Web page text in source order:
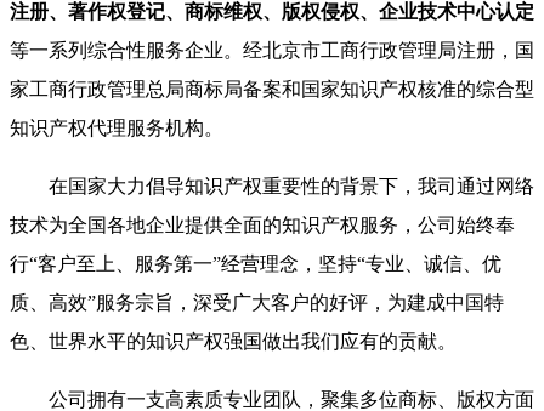
注册、著作权登记、商标维权、版权侵权、企业技术中心认定
等一系列综合性服务企业。经北京市工商行政管理局注册，国
家工商行政管理总局商标局备案和国家知识产权核准的综合型
知识产权代理服务机构。
在国家大力倡导知识产权重要性的背景下，我司通过网络
技术为全国各地企业提供全面的知识产权服务，公司始终奉
行“客户至上、服务第一”经营理念，坚持“专业、诚信、优
质、高效”服务宗旨，深受广大客户的好评，为建成中国特
色、世界水平的知识产权强国做出我们应有的贡献。
公司拥有一支高素质专业团队，聚集多位商标、版权方面